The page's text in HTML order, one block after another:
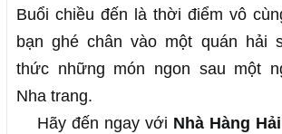
Buổi chiều đến là thời điểm vô
bạn ghé chân vào một quán hải
thức những món ngon sau một
Nha trang.
Hãy đến ngay với Nhà Hàng